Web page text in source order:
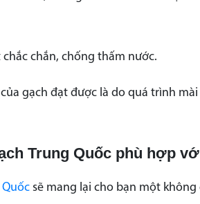
chắn, chống thấm nước.
gạch đạt được là do quá trình
Trung Quốc phù hợp
sẽ mang lại cho bạn một